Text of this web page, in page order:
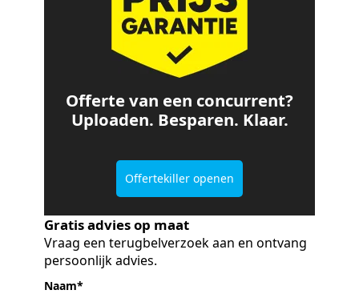
Offerte van een concurrent?
Uploaden. Besparen. Klaar.
Offertekiller openen
Gratis advies op maat
Vraag een terugbelverzoek aan en ontvang
persoonlijk advies.
Naam*